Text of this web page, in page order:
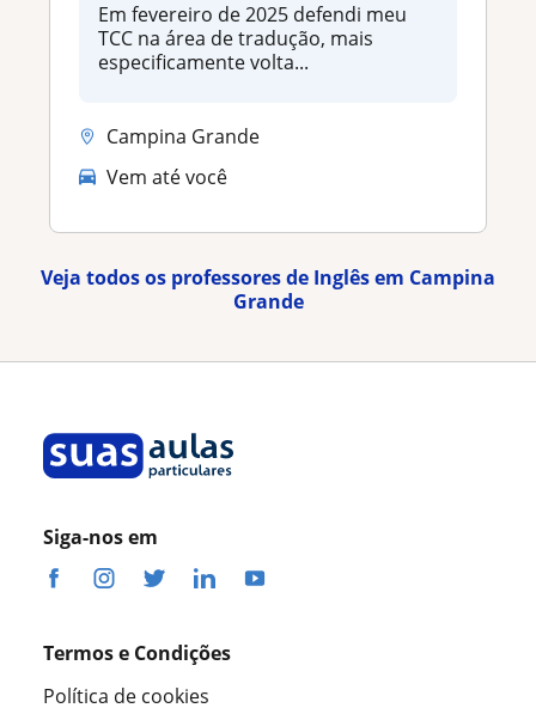
Em fevereiro de 2025 defendi meu
TCC na área de tradução, mais
especificamente volta...
Campina Grande
Vem até você
Veja todos os professores de Inglês em Campina
Grande
Siga-nos em
Termos e Condições
Política de cookies